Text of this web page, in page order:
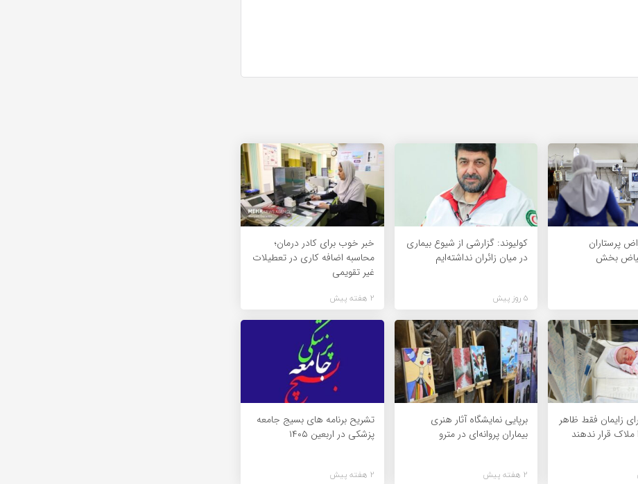
پرستاران
فیاض بخش
کولیوند: گزارشی از شیوع بیماری
در میان زائران نداشته‌ایم
5 روز پیش
خبر خوب برای کادر درمان؛
محاسبه اضافه کاری در تعطیلات
غیر تقویمی
2 هفته پیش
زایمان فقط ظاهر
ملاک قرار ندهند
برپایی نمایشگاه آثار هنری
بیماران پروانه‌ای در مترو
2 هفته پیش
تشریح برنامه های بسیج جامعه
پزشکی در اربعین ۱۴۰۵
2 هفته پیش